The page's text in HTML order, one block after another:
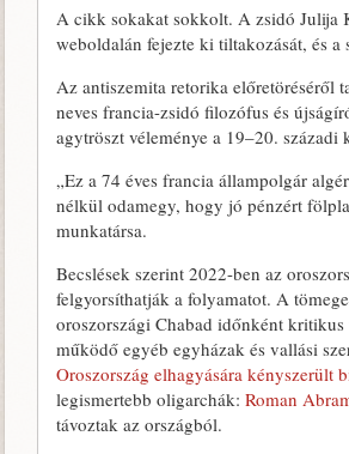
A cikk sokakat sokkolt. A zsidó Julija
weboldalán fejezte ki tiltakozását, és
Az antiszemita retorika előretöréséről
neves francia-zsidó filozófus és
agytröszt véleménye a 19–20.
„Ez a 74 éves francia állampolgár
nélkül odamegy, hogy jó pénzért
munkatársa.
Becslések szerint 2022-ben az
felgyorsíthatják a folyamatot. A
oroszországi Chabad időnként
működő egyéb egyházak és vallási
Oroszország elhagyására kényszerült
legismertebb oligarchák: Roman
távoztak az országból.